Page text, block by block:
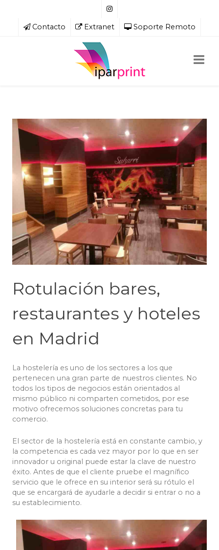
Contacto Extranet Soporte Remoto
Rotulación bares,
restaurantes y hoteles
en Madrid
La hostelería es uno de los sectores a los que
pertenecen una gran parte de nuestros clientes. No
todos los tipos de negocios están orientados al
mismo público ni comparten cometidos, por ese
motivo ofrecemos soluciones concretas para tu
comercio.
El sector de la hostelería está en constante cambio, y
la competencia es cada vez mayor por lo que en ser
innovador u original puede estar la clave de nuestro
éxito. Antes de que el cliente pruebe el magnífico
servicio que le ofrece en su interior será su rótulo el
que se encargará de ayudarle a decidir si entrar o no a
su establecimiento.